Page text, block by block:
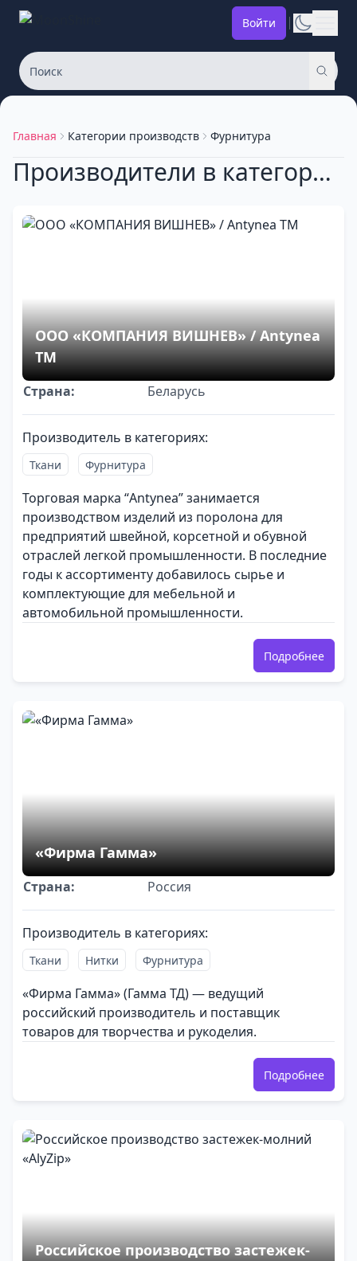
Войти
Главная Категории производств Фурнитура
Производители в категории: Фурнитура
ООО «КОМПАНИЯ ВИШНЕВ» / Antynea
TM
Страна: Беларусь
Производитель в категориях:
Ткани Фурнитура
Торговая марка “Antynea” занимается
производством изделий из поролона для
предприятий швейной, корсетной и обувной
отраслей легкой промышленности. В последние
годы к ассортименту добавилось сырье и
комплектующие для мебельной и
автомобильной промышленности.
Подробнее
«Фирма Гамма»
Страна: Россия
Производитель в категориях:
Ткани Нитки Фурнитура
«Фирма Гамма» (Гамма ТД) — ведущий
российский производитель и поставщик
товаров для творчества и рукоделия.
Подробнее
Российское производство застежек-